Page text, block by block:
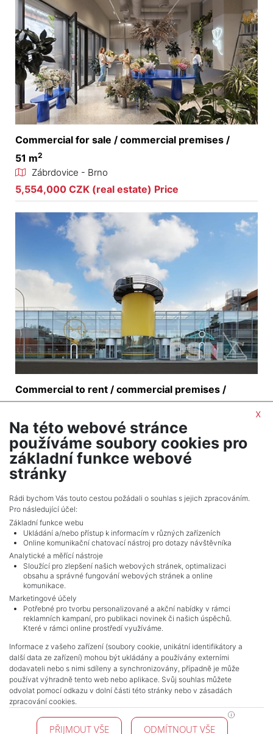
Commercial for sale / commercial premises /
51 m2
Zábrdovice - Brno
5,554,000 CZK (real estate) Price
Commercial to rent / commercial premises /
2
Zábrdovice - Brno
150,000 CZK (month) Price The stated rent is an
introductory rate. Plus services 90,- Kč/m2 +
energy
Adverts total5.
NAVIGACE
Terms and conditions
Protection of personal data
Real estate's
Contact
Cookie processing
KONTAKT
x
Na této webové stránce
používáme soubory cookies pro
základní funkce webové
stránky
Rádi bychom Vás touto cestou požádali o souhlas s jejich zpracováním.
Pro následující účel:
Základní funkce webu
Ukládání a/nebo přístup k informacím v různých zařízeních
Online komunikační chatovací nástroj pro dotazy návštěvníka
Analytické a měřící nástroje
Sloužící pro zlepšení našich webových stránek, optimalizaci
obsahu a správné fungování webových stránek a online
komunikace.
Marketingové účely
Potřebné pro tvorbu personalizované a akční nabídky v rámci
reklamních kampaní, pro publikaci novinek či našich úspěchů.
Které v rámci online prostředí využíváme.
Informace z vašeho zařízení (soubory cookie, unikátní identifikátory a
další data ze zařízení) mohou být ukládány a používány externími
dodavateli nebo s nimi sdíleny a synchronizovány, případně je může
používat výhradně tento web nebo aplikace. Svůj souhlas můžete
odvolat pomocí odkazu v dolní části této stránky nebo v zásadách
zpracování cookies.
PŘIJMOUT VŠE ODMÍTNOUT VŠE